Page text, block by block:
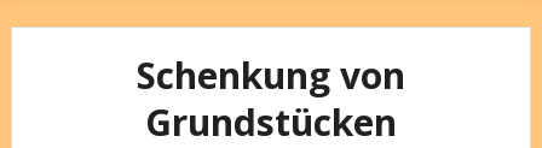
Schenkung von
Grundstücken